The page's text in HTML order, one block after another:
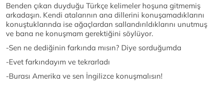
Benden çıkan duyduğu Türkçe kelimeler hoşuna gitmemiş
arkadaşın. Kendi atalarının ana dillerini konuşamadıklarını
konuştuklarında ise ağaçlardan sallandırıldıklarını unutmuş
ve bana ne konuşmam gerektiğini söylüyor.
-Sen ne dediğinin farkında mısın? Diye sorduğumda
-Evet farkındayım ve tekrarladı
-Burası Amerika ve sen İngilizce konuşmalısın!